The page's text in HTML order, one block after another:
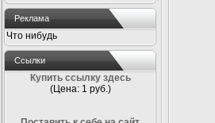
Реклама
Что нибудь
Ссылки
Купить ссылку здесь
(Цена: 1 руб.)